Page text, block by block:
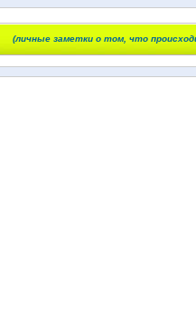
(личные заметки о том, что